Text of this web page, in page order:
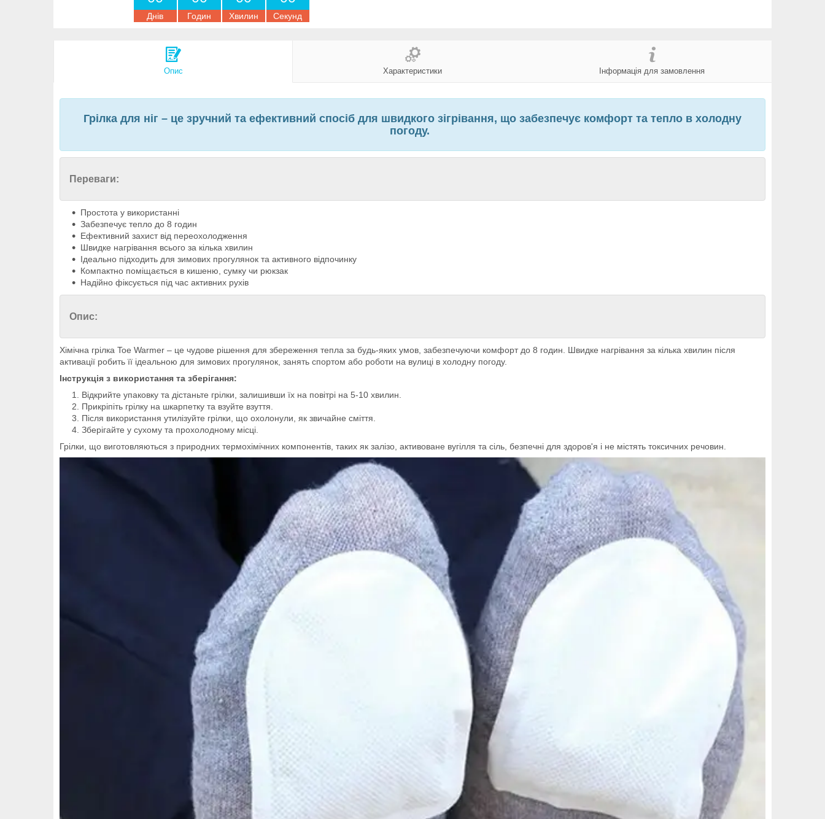
Днів Годин Хвилин Секунд
Опис Характеристики Інформація для замовлення
Грілка для ніг – це зручний та ефективний спосіб для швидкого зігрівання, що забезпечує комфорт та тепло в холодну
погоду.
Переваги:
Простота у використанні
Забезпечує тепло до 8 годин
Ефективний захист від переохолодження
Швидке нагрівання всього за кілька хвилин
Ідеально підходить для зимових прогулянок та активного відпочинку
Компактно поміщається в кишеню, сумку чи рюкзак
Надійно фіксується під час активних рухів
Опис:
Хімічна грілка Toe Warmer – це чудове рішення для збереження тепла за будь-яких умов, забезпечуючи комфорт до 8 годин. Швидке нагрівання за кілька хвилин після
активації робить її ідеальною для зимових прогулянок, занять спортом або роботи на вулиці в холодну погоду.
Інструкція з використання та зберігання:
Відкрийте упаковку та дістаньте грілки, залишивши їх на повітрі на 5-10 хвилин.
Прикріпіть грілку на шкарпетку та взуйте взуття.
Після використання утилізуйте грілки, що охолонули, як звичайне сміття.
Зберігайте у сухому та прохолодному місці.
Грілки, що виготовляються з природних термохімічних компонентів, таких як залізо, активоване вугілля та сіль, безпечні для здоров'я і не містять токсичних речовин.